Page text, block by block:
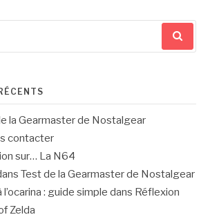
la Gearmaster de Nostalgear
contacter
sur… La N64
Test de la Gearmaster de Nostalgear
: guide simple dans Réflexion
Zelda